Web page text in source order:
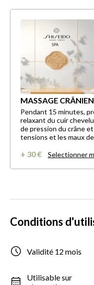
MASSAGE
Pendant 15 minutes,
relaxant du cuir
de pression du crâne
tensions et les maux
+ 30 € Selectionner
Conditions
Validité 12 mois
Utilisable sur